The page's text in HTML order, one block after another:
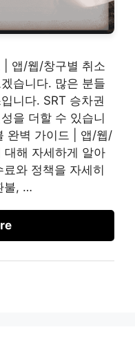
| 앱/웹/창구별 취소
습니다. 많은 분들
니다. SRT 승차권
을 더할 수 있습니
완벽 가이드 | 앱/웹/
대해 자세하게 알아
와 정책을 자세히
불, …